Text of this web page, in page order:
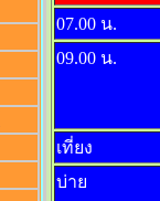
07.00 น.
09.00 น.
เที่ยง
บ่าย